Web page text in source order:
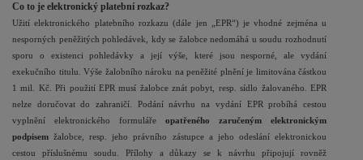
Co to je elektronický platební rozkaz?
Užití elektronického platebního rozkazu (dále jen „EPR“) je vhodné zejména u
nesporných peněžitých pohledávek, kdy se žalobce nedomáhá u soudu rozhodnutí
sporu o existenci pohledávky a její výše, které jsou nesporné, ale vydání
exekučního titulu. Výše žalobního nároku na peněžité plnění je limitována částkou
1 mil
. Kč. Při použití EPR musí žalobce znát pobyt, resp. sídlo žalovaného. EPR
nelze doručovat do zahraničí. Podání návrhu na vydání EPR probíhá cestou
vyplnění elektronického formuláře opatřeného zaručeným elektronickým
podpisem žalobce, resp. jeho právního zástupce a jeho odeslání elektronickou
cestou příslušnému soudu. Přílohy a důkazy se k návrhu připojují rovněž